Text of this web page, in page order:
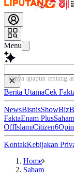
Menu
Berita UtamaCek
NewsBisnisShowBiz
FaktaEnam PlusSaham
OffIslamiCitizen6
KontakKebijakan
Home
Saham